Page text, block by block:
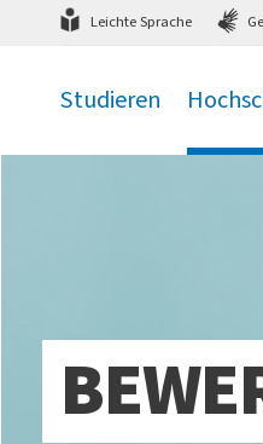
zum Hauptmenü zum
Leichte Sprache
Studieren